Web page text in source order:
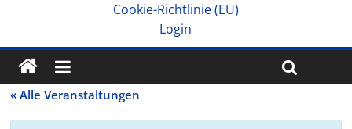
Cookie-Richtlinie (EU)
Login
« Alle Veranstaltungen